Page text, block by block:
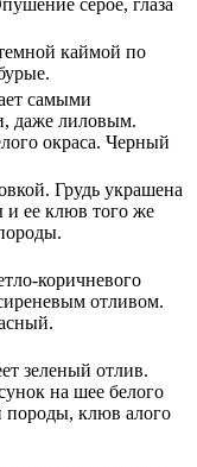
серое, глаза
каймой по
самыми
даже лиловым.
окраса. Черный
Грудь украшена
и ее клюв того же
коричневого
отливом.
зеленый отлив.
на шее белого
породы, клюв алого